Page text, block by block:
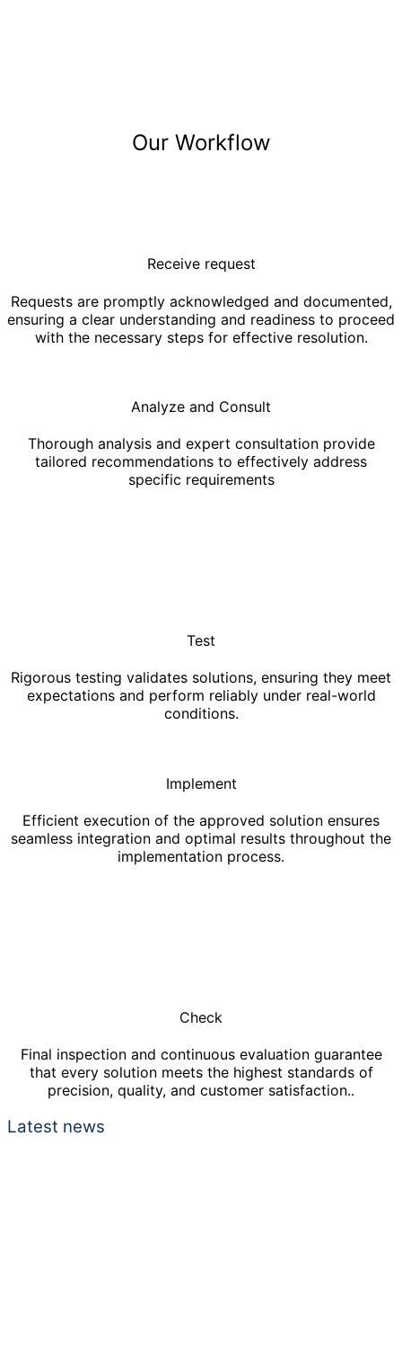
Our Workflow
Receive request
Requests are promptly acknowledged and documented,
ensuring a clear understanding and readiness to proceed
with the necessary steps for effective resolution.
Analyze and Consult
Thorough analysis and expert consultation provide
tailored recommendations to effectively address
specific requirements
Test
Rigorous testing validates solutions, ensuring they meet
expectations and perform reliably under real-world
conditions.
Implement
Efficient execution of the approved solution ensures
seamless integration and optimal results throughout the
implementation process.
Check
Final inspection and continuous evaluation guarantee
that every solution meets the highest standards of
precision, quality, and customer satisfaction..
Latest news